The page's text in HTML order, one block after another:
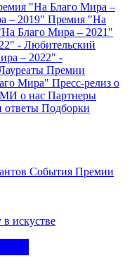
"На Благо Мира –
– 2019" Премия "На
Благо Мира – 2021"
- Любительский
– 2022" -
Премии
Мира" Пресс-релиз о
о нас Партнеры
ответы Подборки
События Премии
искустве